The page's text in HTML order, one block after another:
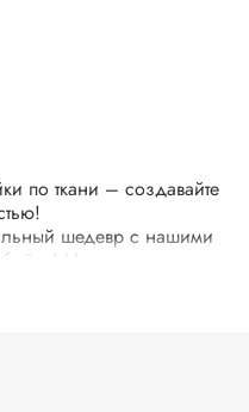
по ткани – создавайте
шедевр с нашими
Идеально
сумок, скатертей
гарантируют